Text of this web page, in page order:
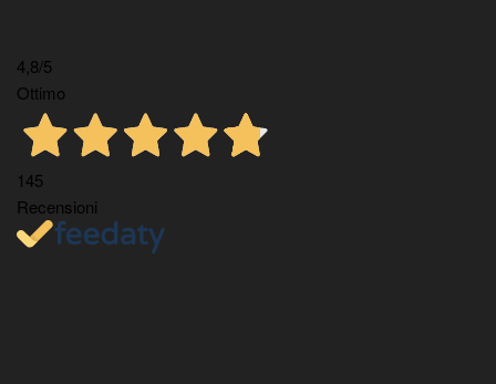
4,8/5
Ottimo
145
Recensioni